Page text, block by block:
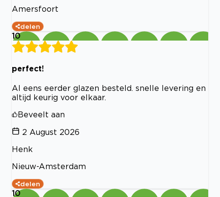
Amersfoort
delen
10
perfect!
Al eens eerder glazen besteld. snelle levering en
altijd keurig voor elkaar.
Beveelt aan
2 August 2026
Henk
Nieuw-Amsterdam
delen
10